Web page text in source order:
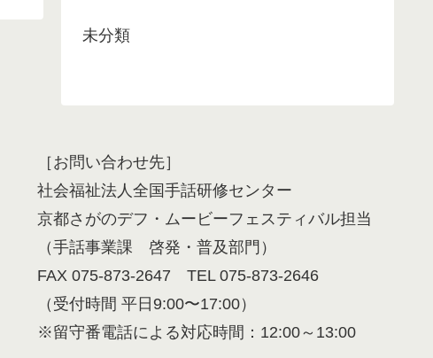
未分類
［お問い合わせ先］
社会福祉法人全国手話研修センター
京都さがのデフ・ムービーフェスティバル担当
（手話事業課 啓発・普及部門）
FAX 075-873-2647 TEL 075-873-2646
（受付時間 平日9:00〜17:00）
※留守番電話による対応時間：12:00～13:00